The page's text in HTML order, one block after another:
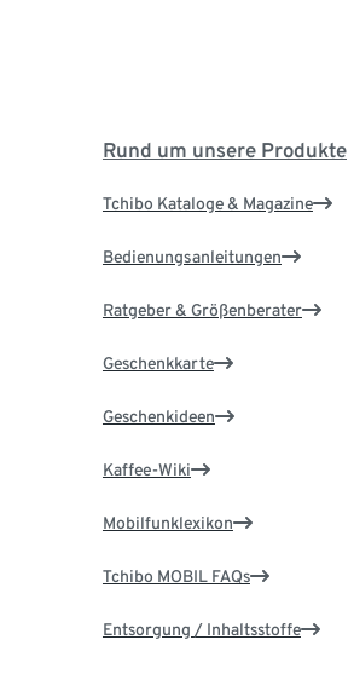
Rund um unsere Produkte
Tchibo Kataloge & Magazine
Bedienungsanleitungen
Ratgeber & Größenberater
Geschenkkarte
Geschenkideen
Kaffee-Wiki
Mobilfunklexikon
Tchibo MOBIL FAQs
Entsorgung / Inhaltsstoffe